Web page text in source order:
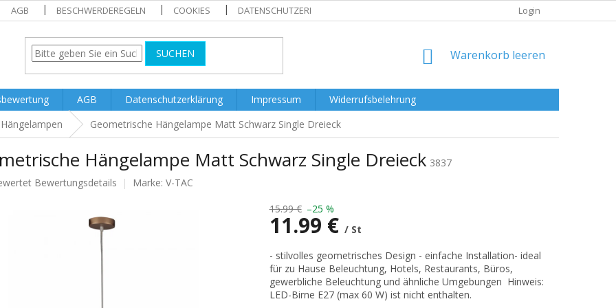
AGB BESCHWERDEREGELN COOKIES DATENSCHUTZERKLÄRUNG Login
SUCHEN WARENKORB
Warenkorb leeren
AGB Datenschutzerklärung Impressum
Widerrufsbelehrung
Hängelampen Geometrische Hängelampe Matt Schwarz Single Dreieck
Hängelampe Matt Schwarz Single Dreieck 3837
Bewertungsdetails Marke: V-TAC
15.99 € –25 %
11.99 € / St
Verkaufspreis:
- stilvolles geometrisches Design - einfache Installation- ideal
für zu Hause Beleuchtung, Hotels, Restaurants, Büros,
gewerbliche Beleuchtung und ähnliche Umgebungen Hinweis:
LED-Birne E27 (max 60 W) ist nicht enthalten.